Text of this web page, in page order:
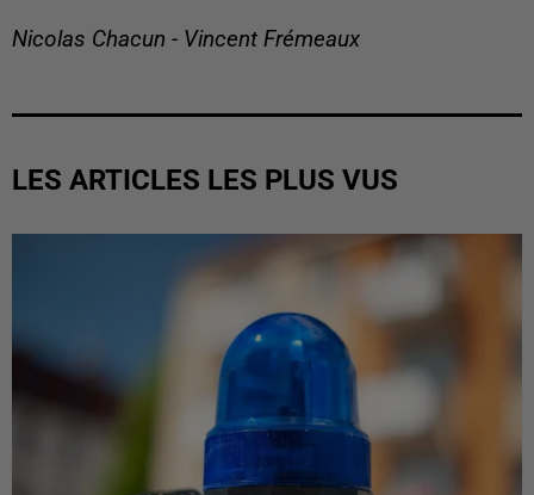
Nicolas Chacun - Vincent Frémeaux
LES ARTICLES LES PLUS VUS